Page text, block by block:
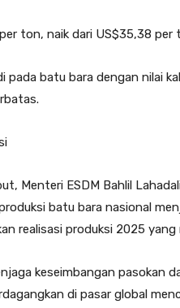
ton, naik dari US$35,38 per
pada batu bara dengan nilai
Menteri ESDM Bahlil
batu bara nasional
realisasi produksi 2025
keseimbangan pasokan
di pasar global